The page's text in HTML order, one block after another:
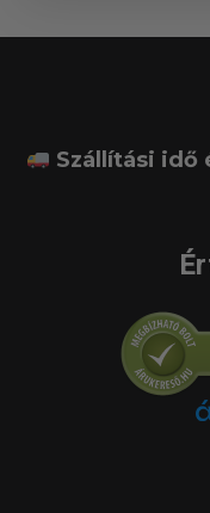
Szállítási idő